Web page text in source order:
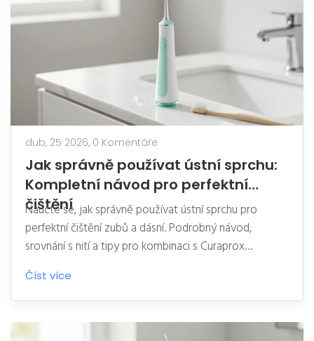
dub, 25 2026, 0 Komentáře
Jak správně používat ústní sprchu:
Kompletní návod pro perfektní
čištění
Naučte se, jak správně používat ústní sprchu pro
perfektní čištění zubů a dásní. Podrobný návod,
srovnání s nití a tipy pro kombinaci s Curaprox
kartáčky.
Číst více